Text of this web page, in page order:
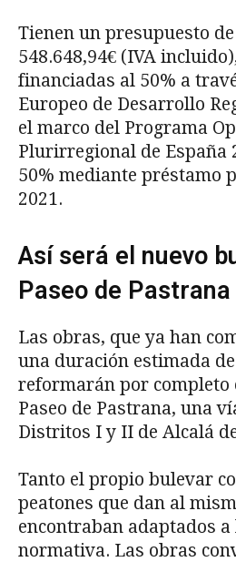
Tienen un presupuesto
548.648,94€ (IVA
financiadas al 50% a
Europeo de Desarrollo
el marco del Programa
Plurirregional de España
50% mediante préstamo
2021.
Así será el nuevo
Paseo de Pastrana
Las obras, que ya han
una duración estimada de
reformarán por completo
Paseo de Pastrana, una
Distritos I y II de Alcalá
Tanto el propio bulevar
peatones que dan al
encontraban adaptados a
normativa. Las obras